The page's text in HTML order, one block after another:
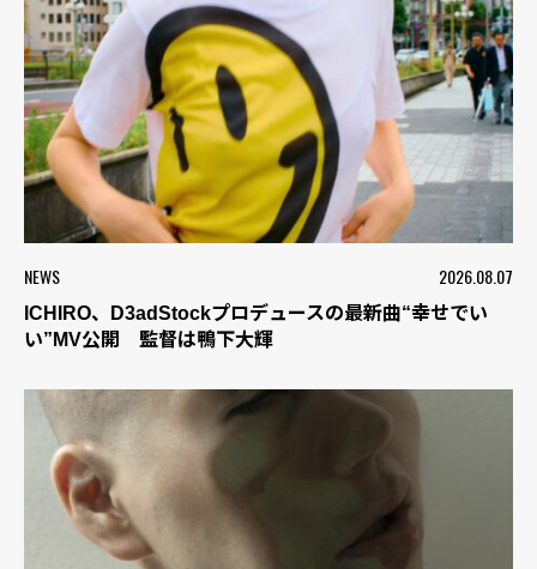
NEWS 2026.08.07
ICHIRO、D3adStockプロデュースの最新曲“幸せでい
い”MV公開 監督は鴨下大輝